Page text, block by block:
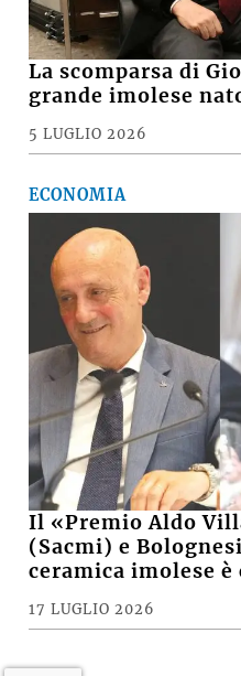
La scomparsa di
grande imolese
5 LUGLIO 2026
ECONOMIA
Il «Premio Aldo
(Sacmi) e
ceramica imolese è
17 LUGLIO 2026